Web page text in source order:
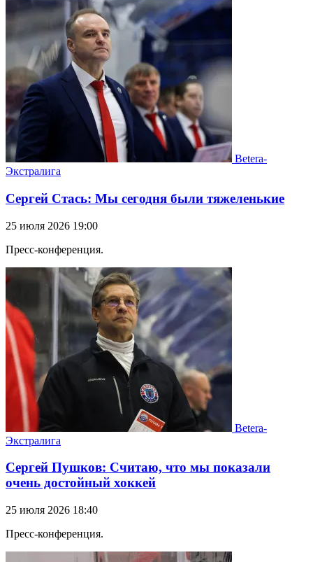
Betera-
Экстралига
Сергей Стась: Мы сегодня были тяжеленькие
25 июля 2026 19:00
Пресс-конференция.
Betera-
Экстралига
Сергей Пушков: Считаю, что мы показали
очень достойный хоккей
25 июля 2026 18:40
Пресс-конференция.